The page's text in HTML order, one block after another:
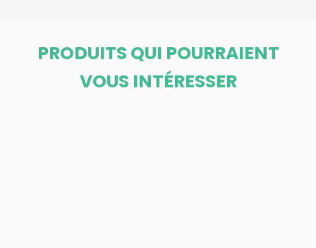
PRODUITS QUI POURRAIENT
VOUS INTÉRESSER